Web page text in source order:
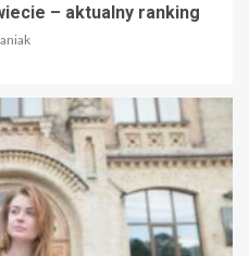
– aktualny ranking